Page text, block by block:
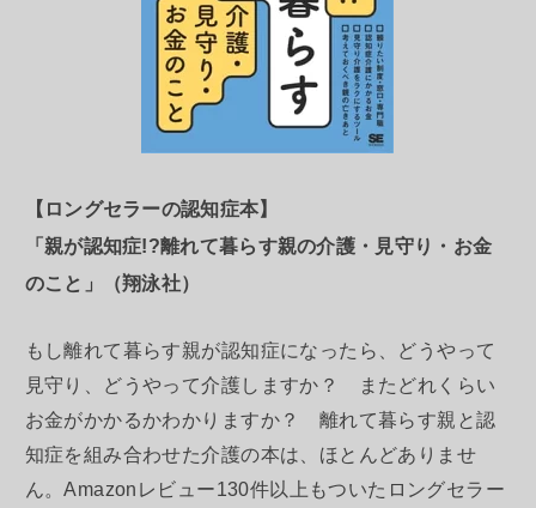
【ロングセラーの認知症本】
「親が認知症!?離れて暮らす親の介護・見守り・お金
のこと」（翔泳社）
もし離れて暮らす親が認知症になったら、どうやって
見守り、どうやって介護しますか？ またどれくらい
お金がかかるかわかりますか？ 離れて暮らす親と認
知症を組み合わせた介護の本は、ほとんどありませ
ん。Amazonレビュー130件以上もついたロングセラー